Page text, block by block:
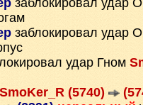
заблокировал удар
заблокировал удар
удар Гном
SmoKer_R (5740)